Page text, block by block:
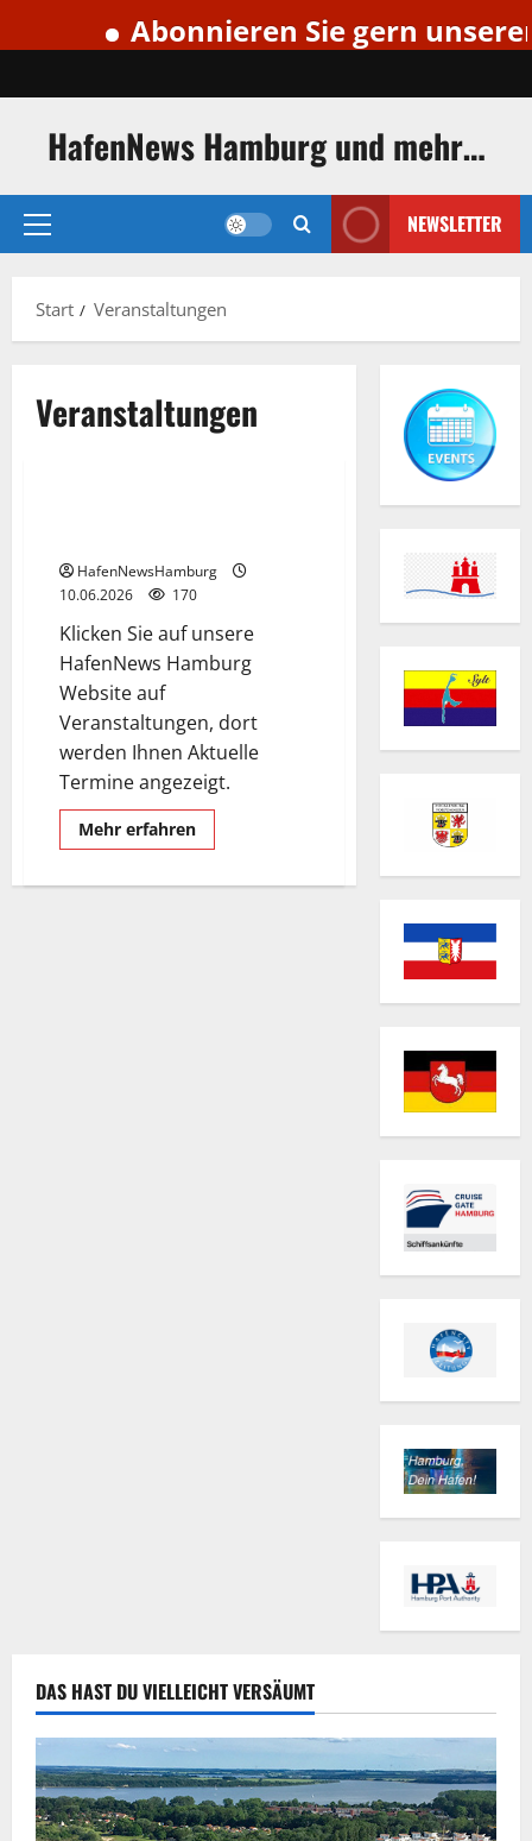
Abonnieren Sie gern unseren
Inhalt
HafenNews Hamburg und mehr…
Primäres
NEWSLETTER
Start Veranstaltungen
Veranstaltungen
HafenNewsHamburg
10.06.2026
170
Klicken Sie auf unsere
HafenNews Hamburg
Website auf
Veranstaltungen, dort
werden Ihnen Aktuelle
Termine angezeigt.
Mehr erfahrenMehr
Informationen
im
DAS HAST DU VIELLEICHT VERSÄUMT